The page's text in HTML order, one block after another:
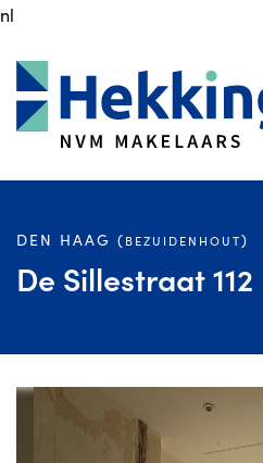
nl
DEN HAAG (BEZUIDENHOUT)
De Sillestraat 112